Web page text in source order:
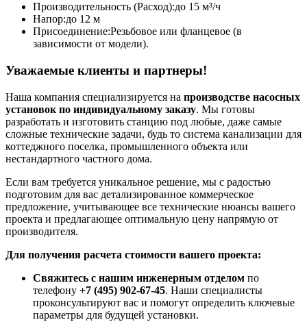
Производительность (Расход):до 15 м³/ч
Напор:до 12 м
Присоединение:Резьбовое или фланцевое (в
зависимости от модели).
Уважаемые клиенты и партнеры!
Наша компания специализируется на производстве насосных
установок по индивидуальному заказу. Мы готовы
разработать и изготовить станцию под любые, даже самые
сложные технические задачи, будь то система канализации для
коттеджного поселка, промышленного объекта или
нестандартного частного дома.
Если вам требуется уникальное решение, мы с радостью
подготовим для вас детализированное коммерческое
предложение, учитывающее все технические нюансы вашего
проекта и предлагающее оптимальную цену напрямую от
производителя.
Для получения расчета стоимости вашего проекта:
Свяжитесь с нашим инженерным отделом по
телефону +7 (495) 902-67-45. Наши специалисты
проконсультируют вас и помогут определить ключевые
параметры для будущей установки.